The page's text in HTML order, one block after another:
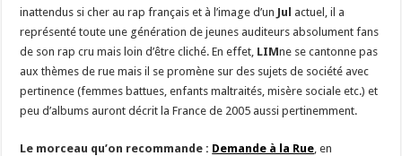
inattendus si cher au rap français et à l’image d’un Jul actuel, il a
représenté toute une génération de jeunes auditeurs absolument fans
de son rap cru mais loin d’être cliché. En effet, LIMne se cantonne pas
aux thèmes de rue mais il se promène sur des sujets de société avec
pertinence (femmes battues, enfants maltraités, misère sociale etc.) et
peu d’albums auront décrit la France de 2005 aussi pertinemment.
Le morceau qu’on recommande : Demande à la Rue , en